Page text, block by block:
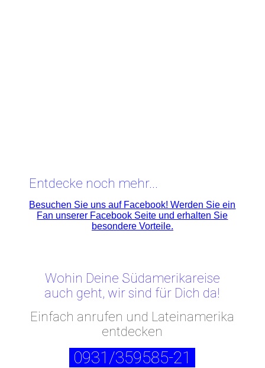
Entdecke noch mehr...
Besuchen Sie uns auf Facebook! Werden Sie ein
Fan unserer Facebook Seite und erhalten Sie
besondere Vorteile.
Wohin Deine Südamerikareise
auch geht, wir sind für Dich da!
Einfach anrufen und Lateinamerika
entdecken
0931/359585-21